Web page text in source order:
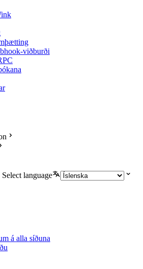
viðburði
Select language
á alla síðuna